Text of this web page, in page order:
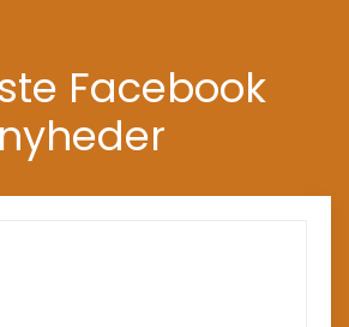
Facebook
nyheder